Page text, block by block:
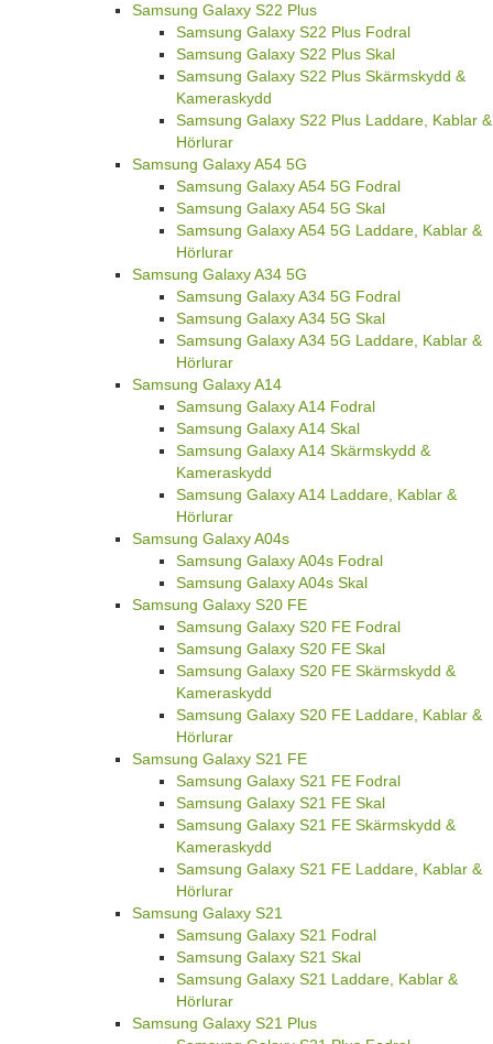
Samsung Galaxy S22 Plus
Samsung Galaxy S22 Plus Fodral
Samsung Galaxy S22 Plus Skal
Samsung Galaxy S22 Plus Skärmskydd &
Kameraskydd
Samsung Galaxy S22 Plus Laddare, Kablar &
Hörlurar
Samsung Galaxy A54 5G
Samsung Galaxy A54 5G Fodral
Samsung Galaxy A54 5G Skal
Samsung Galaxy A54 5G Laddare, Kablar &
Hörlurar
Samsung Galaxy A34 5G
Samsung Galaxy A34 5G Fodral
Samsung Galaxy A34 5G Skal
Samsung Galaxy A34 5G Laddare, Kablar &
Hörlurar
Samsung Galaxy A14
Samsung Galaxy A14 Fodral
Samsung Galaxy A14 Skal
Samsung Galaxy A14 Skärmskydd &
Kameraskydd
Samsung Galaxy A14 Laddare, Kablar &
Hörlurar
Samsung Galaxy A04s
Samsung Galaxy A04s Fodral
Samsung Galaxy A04s Skal
Samsung Galaxy S20 FE
Samsung Galaxy S20 FE Fodral
Samsung Galaxy S20 FE Skal
Samsung Galaxy S20 FE Skärmskydd &
Kameraskydd
Samsung Galaxy S20 FE Laddare, Kablar &
Hörlurar
Samsung Galaxy S21 FE
Samsung Galaxy S21 FE Fodral
Samsung Galaxy S21 FE Skal
Samsung Galaxy S21 FE Skärmskydd &
Kameraskydd
Samsung Galaxy S21 FE Laddare, Kablar &
Hörlurar
Samsung Galaxy S21
Samsung Galaxy S21 Fodral
Samsung Galaxy S21 Skal
Samsung Galaxy S21 Laddare, Kablar &
Hörlurar
Samsung Galaxy S21 Plus